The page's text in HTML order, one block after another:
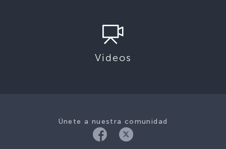
Videos
Únete a nuestra comunidad